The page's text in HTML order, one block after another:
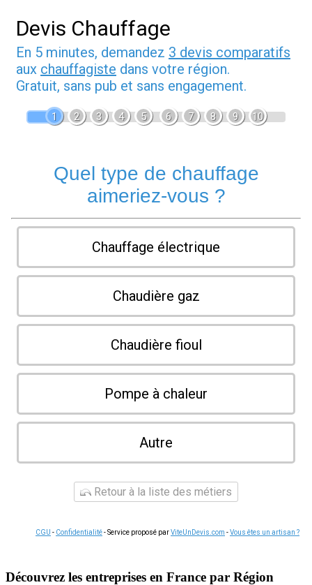
Devis Chauffage
En 5 minutes, demandez 3 devis comparatifs
aux chauffagiste dans votre région.
Gratuit, sans pub et sans engagement.
1 2 3 4 5 6 7 8 9 10
Quel type de chauffage
aimeriez-vous ?
Chauffage électrique
Chaudière gaz
Chaudière fioul
Pompe à chaleur
Autre
Retour à la liste des métiers
CGU - Confidentialité- Service proposé parViteUnDevis.com -Vous êtes un artisan ?
Découvrez les entreprises en France par Région